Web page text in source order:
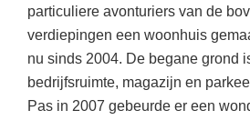
particuliere avonturiers van de
verdiepingen een woonhuis
nu sinds 2004. De begane grond
bedrijfsruimte, magazijn en
Pas in 2007 gebeurde er een